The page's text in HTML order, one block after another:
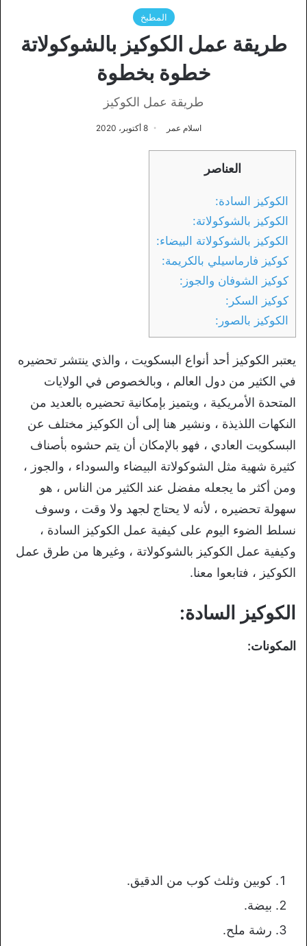
المطبخ
طريقة عمل الكوكيز بالشوكولاتة
خطوة بخطوة
طريقة عمل الكوكيز
اسلام عمر 8 أكتوبر، 2020
العناصر
الكوكيز السادة:
الكوكيز بالشوكولاتة:
الكوكيز بالشوكولاتة البيضاء:
كوكيز فارماسيلي بالكريمة:
كوكيز الشوفان والجوز:
كوكيز السكر:
الكوكيز بالصور:
يعتبر الكوكيز أحد أنواع البسكويت ، والذي ينتشر تحضيره
في الكثير من دول العالم ، وبالخصوص في الولايات
المتحدة الأمريكية ، ويتميز بإمكانية تحضيره بالعديد من
النكهات اللذيذة ، ونشير هنا إلى أن الكوكيز مختلف عن
البسكويت العادي ، فهو بالإمكان أن يتم حشوه بأصناف
كثيرة شهية مثل الشوكولاتة البيضاء والسوداء ، والجوز ،
ومن أكثر ما يجعله مفضل عند الكثير من الناس ، هو
سهولة تحضيره ، لأنه لا يحتاج لجهد ولا وقت ، وسوف
نسلط الضوء اليوم على كيفية عمل الكوكيز السادة ،
وكيفية عمل الكوكيز بالشوكولاتة ، وغيرها من طرق عمل
الكوكيز ، فتابعوا معنا.
الكوكيز السادة:
المكونات:
كوبين وثلث كوب من الدقيق.
بيضة.
رشة ملح.